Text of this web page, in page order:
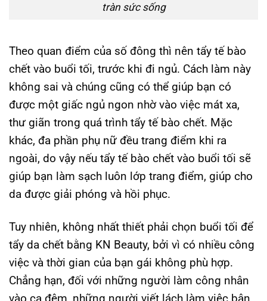
tràn sức sống
Theo quan điểm của số đông thì nên tẩy tế bào
chết vào buổi tối, trước khi đi ngủ. Cách làm này
không sai và chúng cũng có thể giúp bạn có
được một giấc ngủ ngon nhờ vào việc mát xa,
thư giãn trong quá trình tẩy tế bào chết. Mặc
khác, đa phần phụ nữ đều trang điểm khi ra
ngoài, do vậy nếu tẩy tế bào chết vào buổi tối sẽ
giúp bạn làm sạch luôn lớp trang điểm, giúp cho
da được giải phóng và hồi phục.
Tuy nhiên, không nhất thiết phải chọn buổi tối để
tẩy da chết bằng KN Beauty, bởi vì có nhiều công
việc và thời gian của bạn gái không phù hợp.
Chẳng hạn, đối với những người làm công nhân
vào ca đêm, những người viết lách làm việc bận